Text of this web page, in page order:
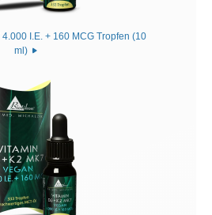
I.E. + 160 MCG Tropfen (10
ml)